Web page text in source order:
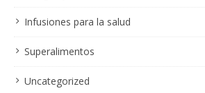
Infusiones para la salud
Superalimentos
Uncategorized